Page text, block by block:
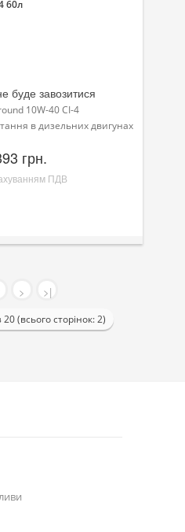
60л
буде завозитися
10W-40 CI-4
в дизельних двигунах
грн.
ПДВ
> >|
(всього сторінок: 2)